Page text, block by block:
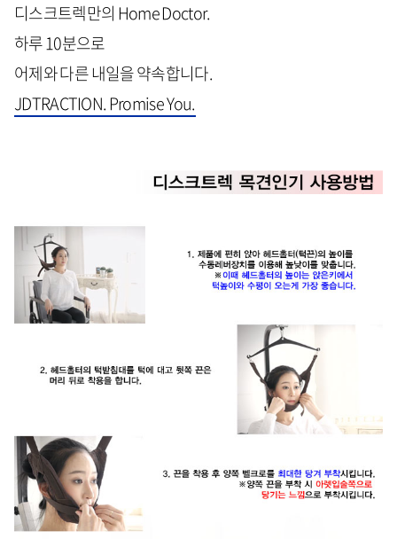
디스크트렉만의 Home Doctor.
하루 10분으로
어제와 다른 내일을 약속합니다.
JDTRACTION. Promise You.